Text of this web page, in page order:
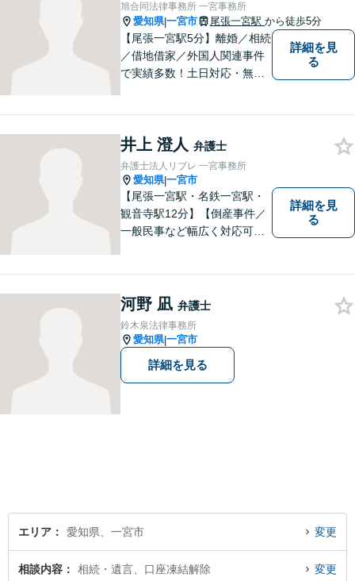
旭合同法律事務所 一宮事務所
愛知県|一宮市 尾張一宮駅 から徒歩5分
【尾張一宮駅5分】離婚／相続
／借地借家／外国人関連事件
で実績多数！土日対応・無料
す。お気軽にご相談を！【著
書多数】【法テラス可】
詳細を見
る
井上 澄人 弁護士
弁護士法人リブレ 一宮事務所
愛知県|一宮市
【尾張一宮駅・名鉄一宮駅・
観音寺駅12分】【倒産事件／
一般民事など幅広く対応可
解決を目指します！【弁護歴1
0年以上！】
詳細を見
る
河野 凪 弁護士
鈴木泉法律事務所
愛知県|一宮市
詳細を見る
エリア 愛知県、一宮市 変更
相談内容 相続・遺言、口座凍結解除 変更